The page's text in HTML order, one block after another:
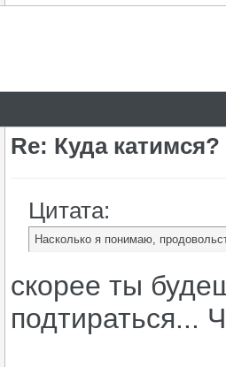
Re: Куда катимся?
Цитата:
Насколько я понимаю,
скорее ты
подтираться...